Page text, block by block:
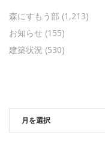
森にすもう部 (1,213)
お知らせ (155)
建築状況 (530)